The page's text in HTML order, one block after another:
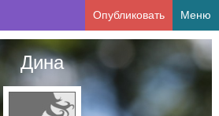
Опубликовать Меню
Дина